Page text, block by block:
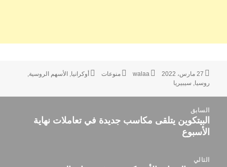
نُشرت
في
27 مارس، 2022 الكاتب
walaa التصنيفات
منوعات الوسوم
أوكرانيا, الأسهم الروسية,
روسيا, سيبيريا
المقالاتالسابق
المقالة
السابقة:
البيتكوين يتلقى مكاسب جديدة في تعاملات نهاية
الأسبوع
التالي